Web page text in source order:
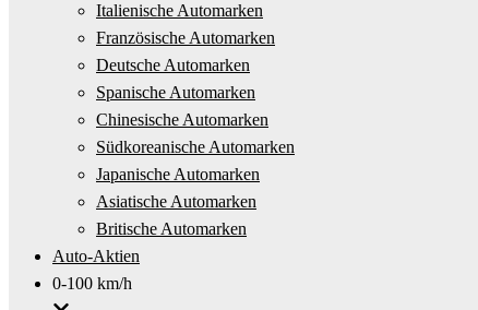
Italienische Automarken
Französische Automarken
Deutsche Automarken
Spanische Automarken
Chinesische Automarken
Südkoreanische Automarken
Japanische Automarken
Asiatische Automarken
Britische Automarken
Auto-Aktien
0-100 km/h